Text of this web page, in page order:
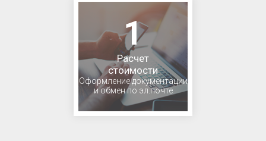
1
Расчет
стоимости
Оформление документации
и обмен по эл.почте